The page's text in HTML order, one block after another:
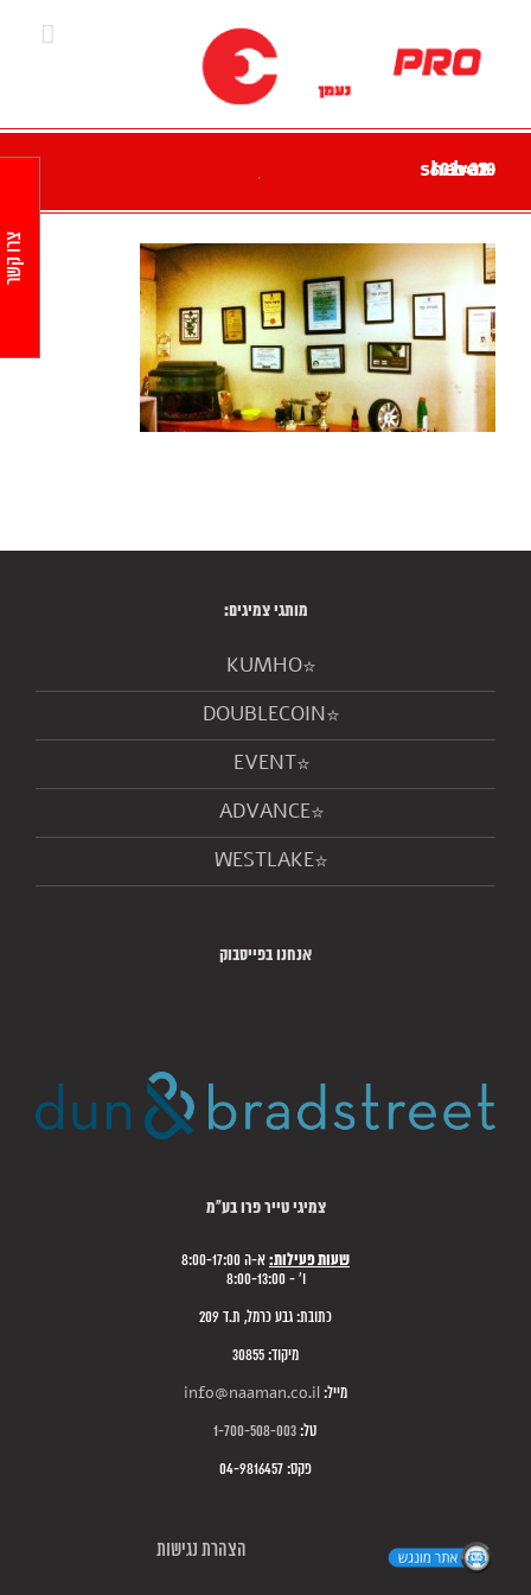
content
ber-sheva2-602×320
מותגי צמיגים:
KUMHO
DOUBLECOIN
EVENT
ADVANCE
WESTLAKE
אנחנו בפייסבוק
צמיגי טייר פרו בע"מ
שעות פעילות: א-ה 8:00-17:00
ו' - 8:00-13:00
כתובת: גבע כרמל, ת.ד 209
מיקוד: 30855
מייל: info@naaman.co.il
טל: 1-700-508-003
פקס: 04-9816457
הצהרת נגישות
צרו קשר